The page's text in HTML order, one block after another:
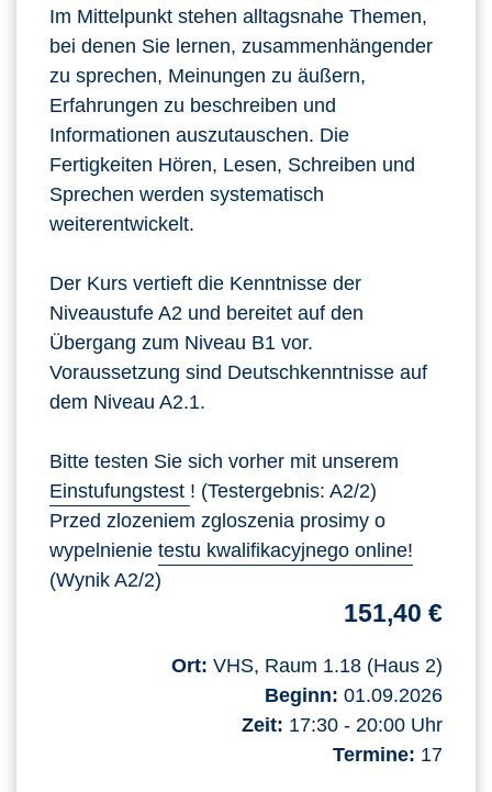
Im Mittelpunkt stehen alltagsnahe Themen,
bei denen Sie lernen, zusammenhängender
zu sprechen, Meinungen zu äußern,
Erfahrungen zu beschreiben und
Informationen auszutauschen. Die
Fertigkeiten Hören, Lesen, Schreiben und
Sprechen werden systematisch
weiterentwickelt.
Der Kurs vertieft die Kenntnisse der
Niveaustufe A2 und bereitet auf den
Übergang zum Niveau B1 vor.
Voraussetzung sind Deutschkenntnisse auf
dem Niveau A2.1.
Bitte testen Sie sich vorher mit unserem
Einstufungstest ! (Testergebnis: A2/2)
Przed zlozeniem zgloszenia prosimy o
wypelnienie testu kwalifikacyjnego online!
(Wynik A2/2)
151,40 €
Ort: VHS, Raum 1.18 (Haus 2)
Beginn: 01.09.2026
Zeit: 17:30 - 20:00 Uhr
Termine: 17